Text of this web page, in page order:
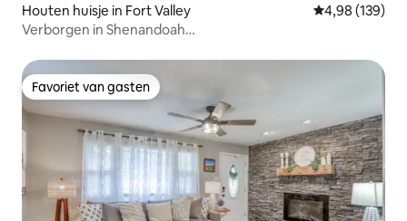
Houten huisje in Fort Valley Gemiddelde
4,98 (139)
Verborgen in Shenandoah
Favoriet van gasten
Favoriet van gasten